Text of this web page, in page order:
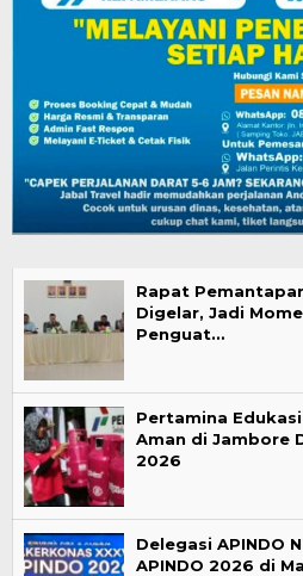
Rapat
Digelar, Jadi
Penguat…
Pertamina
Aman di Jambore
2026
Delegasi APINDO
APINDO 2026 di